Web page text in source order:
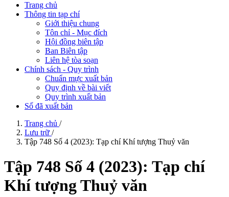
Trang chủ
Thông tin tạp chí
Giới thiệu chung
Tôn chỉ - Mục đích
Hội đồng biên tập
Ban Biên tập
Liên hệ tòa soạn
Chính sách - Quy trình
Chuẩn mực xuất bản
Quy định về bài viết
Quy trình xuất bản
Số đã xuất bản
Trang chủ /
Lưu trữ /
Tập 748 Số 4 (2023): Tạp chí Khí tượng Thuỷ văn
Tập 748 Số 4 (2023): Tạp chí
Khí tượng Thuỷ văn